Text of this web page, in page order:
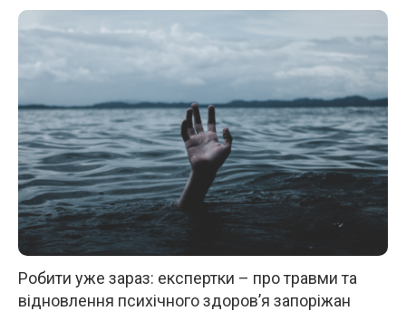
Робити уже зараз: експертки – про травми та
відновлення психічного здоров’я запоріжан